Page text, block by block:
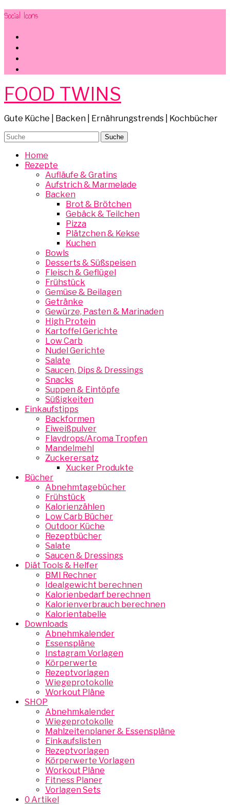
Social Icons
FOOD TWINS
Gute Küche | Backen | Ernährungstrends | Kochbücher
Home
Rezepte
Aufläufe & Gratins
Aufstrich & Marmelade
Backen
Brot & Brötchen
Gebäck & Teilchen
Pizza
Plätzchen & Kekse
Kuchen
Bowls
Desserts & Süßspeisen
Fleisch & Geflügel
Frühstück
Gemüse & Beilagen
Getränke
Gewürze, Pasten & Marinaden
High Protein
Kartoffel Gerichte
Low Carb
Nudel Gerichte
Salate
Saucen, Dips & Dressings
Snacks
Suppen & Eintöpfe
Süßigkeiten
Einkaufstipps
Backformen
Eiweißpulver
Flavdrops/Aroma Tropfen
Mandelmehl
Zuckerersatz
Xucker Produkte
Bücher
Abnehmtagebücher
Frühstück
Kalorienzählen
Low Carb Bücher
Outdoor Küche
Rezeptbücher
Salate
Saucen & Dressings
Diät Tools & Helfer
BMI Rechner
Idealgewicht berechnen
Kalorienbedarf berechnen
Kalorienverbrauch berechnen
Kalorientabelle
Downloads
Abnehmkalender
Essenspläne
Instagram Vorlagen
Körperwerte
Rezeptvorlagen
Wiegeprotokolle
Workout Pläne
SHOP
Abnehmkalender
Wiegeprotokolle
Mahlzeitenplaner & Essenspläne
Einkaufslisten
Rezeptvorlagen
Körperwerte Vorlagen
Workout Pläne
Fitness Planer
Vorlagen Sets
0 Artikel